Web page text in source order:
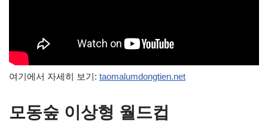
여기에서 자세히 보기: taomalumdongtien.net
모동숲 이상형 월드컵